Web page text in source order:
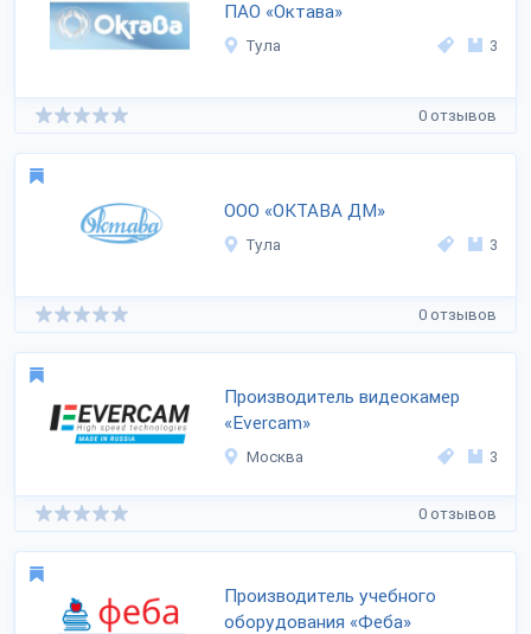
ПАО «Октава»
Тула 3
0 отзывов
ООО «ОКТАВА ДМ»
Тула 3
0 отзывов
Производитель видеокамер
«Evercam»
Москва 3
0 отзывов
Производитель учебного
оборудования «Феба»